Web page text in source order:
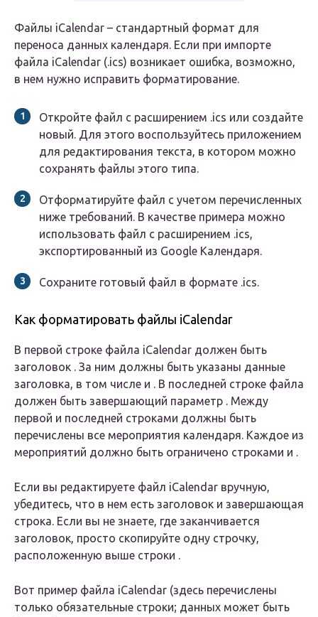
Файлы iCalendar – стандартный формат для
переноса данных календаря. Если при импорте
файла iCalendar (.ics) возникает ошибка, возможно,
в нем нужно исправить форматирование.
Откройте файл с расширением .ics или создайте
новый. Для этого воспользуйтесь приложением
для редактирования текста, в котором можно
сохранять файлы этого типа.
Отформатируйте файл с учетом перечисленных
ниже требований. В качестве примера можно
использовать файл с расширением .ics,
экспортированный из Google Календаря.
Сохраните готовый файл в формате .ics.
Как форматировать файлы iCalendar
В первой строке файла iCalendar должен быть
заголовок . За ним должны быть указаны данные
заголовка, в том числе и . В последней строке файла
должен быть завершающий параметр . Между
первой и последней строками должны быть
перечислены все мероприятия календаря. Каждое из
мероприятий должно быть ограничено строками и .
Если вы редактируете файл iCalendar вручную,
убедитесь, что в нем есть заголовок и завершающая
строка. Если вы не знаете, где заканчивается
заголовок, просто скопируйте одну строчку,
расположенную выше строки .
Вот пример файла iCalendar (здесь перечислены
только обязательные строки; данных может быть